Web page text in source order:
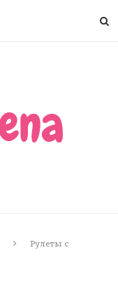
Рулеты с